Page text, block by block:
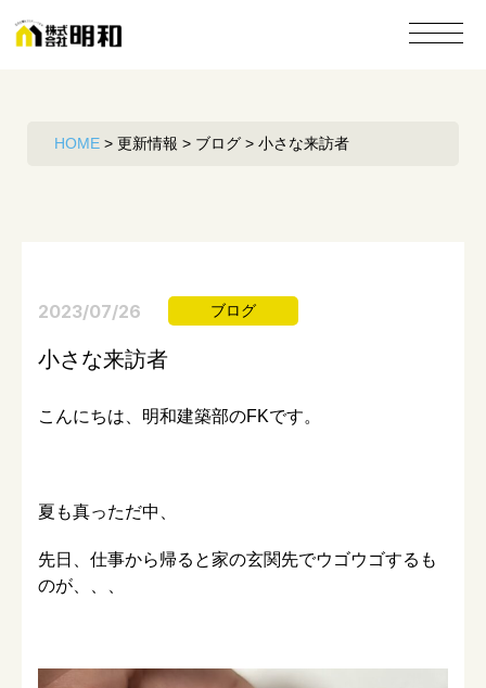
HOME > 更新情報 > ブログ > 小さな来訪者
2023/07/26 ブログ
小さな来訪者
こんにちは、明和建築部のFKです。
夏も真っただ中、
先日、仕事から帰ると家の玄関先でウゴウゴするも
のが、、、